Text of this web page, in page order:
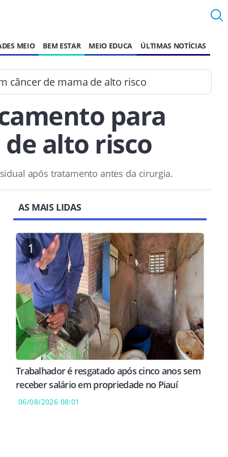
MEIO BEM ESTAR MEIO EDUCA ÚLTIMAS NOTÍCIAS
câncer de mama de alto risco
para
alto risco
após tratamento antes da cirurgia.
AS MAIS LIDAS
1
Trabalhador é resgatado após cinco anos sem
receber salário em propriedade no Piauí
06/08/2026 08:01